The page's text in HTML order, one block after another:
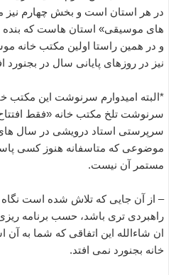
در هر استان است و بخش چهارم نیز
های موسیقی» استان هاست که بنده
و در همین راستا اولین مکتب خانه
نیز در روزهای پایانی سال در بجنورد
*البته امیدوارم سرنوشت این مکتب
سرنوشت تلخ مکتب خانه «فقط
سرپرستی استاد درویشی در سال
موضوعی که متاسفانه هنوز کسی
مستمر آن نیست.
– از آن جایی که تلاش شده است نگاه
راهبردی تری باشد، حسب برنامه
ان شاءالله این اتفاقی که شما به آن
خانه بجنورد نمی افتد.